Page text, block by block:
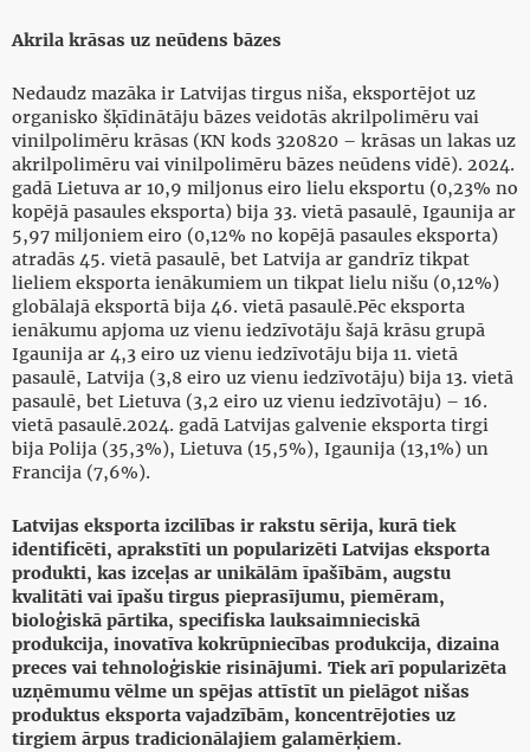
Akrila krāsas uz neūdens bāzes
Nedaudz mazāka ir Latvijas tirgus niša, eksportējot uz
organisko šķīdinātāju bāzes veidotās akrilpolimēru vai
vinilpolimēru krāsas (KN kods 320820 – krāsas un lakas uz
akrilpolimēru vai vinilpolimēru bāzes neūdens vidē). 2024.
gadā Lietuva ar 10,9 miljonus eiro lielu eksportu (0,23% no
kopējā pasaules eksporta) bija 33. vietā pasaulē, Igaunija ar
5,97 miljoniem eiro (0,12% no kopējā pasaules eksporta)
atradās 45. vietā pasaulē, bet Latvija ar gandrīz tikpat
lieliem eksporta ienākumiem un tikpat lielu nišu (0,12%)
globālajā eksportā bija 46. vietā pasaulē.Pēc eksporta
ienākumu apjoma uz vienu iedzīvotāju šajā krāsu grupā
Igaunija ar 4,3 eiro uz vienu iedzīvotāju bija 11. vietā
pasaulē, Latvija (3,8 eiro uz vienu iedzīvotāju) bija 13. vietā
pasaulē, bet Lietuva (3,2 eiro uz vienu iedzīvotāju) – 16.
vietā pasaulē.2024. gadā Latvijas galvenie eksporta tirgi
bija Polija (35,3%), Lietuva (15,5%), Igaunija (13,1%) un
Francija (7,6%).
Latvijas eksporta izcilības ir rakstu sērija, kurā tiek
identificēti, aprakstīti un popularizēti Latvijas eksporta
produkti, kas izceļas ar unikālām īpašībām, augstu
kvalitāti vai īpašu tirgus pieprasījumu, piemēram,
bioloģiskā pārtika, specifiska lauksaimnieciskā
produkcija, inovatīva kokrūpniecības produkcija, dizaina
preces vai tehnoloģiskie risinājumi. Tiek arī popularizēta
uzņēmumu vēlme un spējas attīstīt un pielāgot nišas
produktus eksporta vajadzībām, koncentrējoties uz
tirgiem ārpus tradicionālajiem galamērķiem.